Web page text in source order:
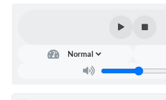
Sistema de Protocolo